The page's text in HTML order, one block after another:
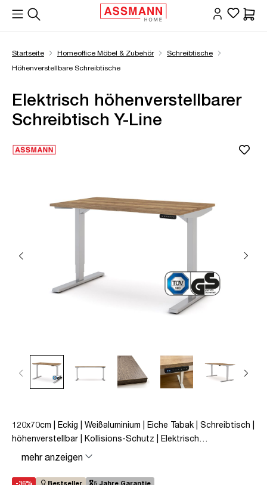
springen
Startseite Homeoffice Möbel & Zubehör
Schreibtische
Höhenverstellbare Schreibtische
Elektrisch höhenverstellbarer
Schreibtisch Y-Line
120x70cm | Eckig | Weißaluminium | Eiche Tabak | Schreibtisch |
höhenverstellbar | Kollisions-Schutz | Elektrisch
höhenverstellbar | Kindersicherung | Metall | Holz |
Melaminoberfläche | Braun | Eiche Tabak | 5 Jahre
Herstellergarantie | unmontiert | TÜV© mobiles Arbeiten | bis
mehr anzeigen
-36% Bestseller 🎖️5 Jahre Garantie